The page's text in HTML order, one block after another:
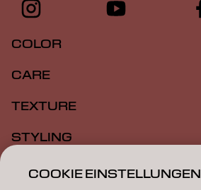
COLOR
CARE
TEXTURE
STYLING
INSPIRATION
COOKIE EINSTELLUNGEN